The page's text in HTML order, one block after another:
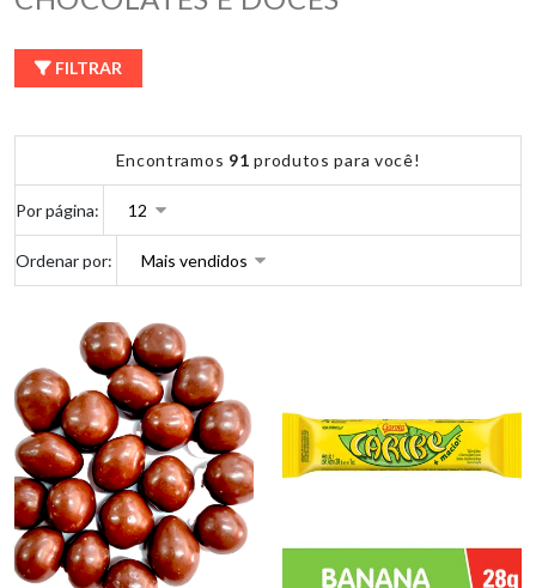
FILTRAR
Encontramos 91 produtos para você!
Por página:
Ordenar por: